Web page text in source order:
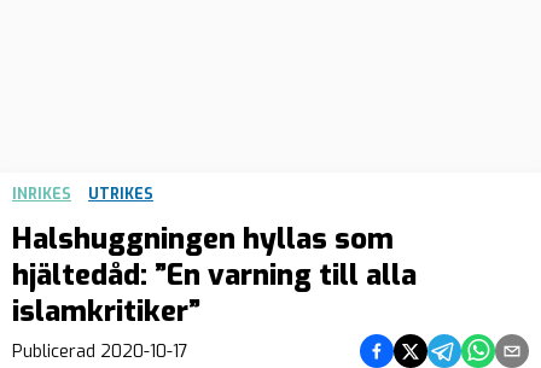
INRIKES UTRIKES
Halshuggningen hyllas som
hjältedåd: ”En varning till alla
islamkritiker”
Publicerad 2020-10-17 Dela på Facebook
Dela på Twitter
Dela påDela på
Dela